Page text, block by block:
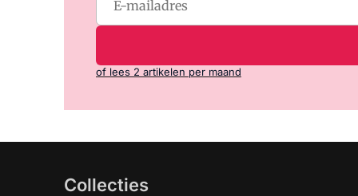
of lees 2 artikelen per maand
Collecties